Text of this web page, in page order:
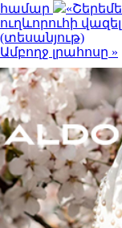
համար
ուղևորուհի
(տեսանյութ)
Ամբողջ լրահոսը »